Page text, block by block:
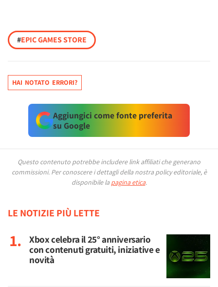
#EPIC GAMES STORE
HAI NOTATO ERRORI?
Aggiungici come fonte preferita
su Google
Questo contenuto potrebbe includere link affiliati che generano
commissioni. Per conoscere i dettagli della nostra policy editoriale, è
disponibile la pagina etica.
LE NOTIZIE PIÙ LETTE
Xbox celebra il 25° anniversario
con contenuti gratuiti, iniziative e
novità